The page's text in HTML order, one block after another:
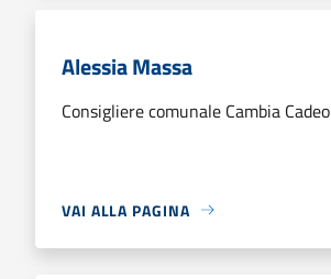
Alessia Massa
Consigliere comunale Cambia Cadeo
VAI ALLA PAGINA